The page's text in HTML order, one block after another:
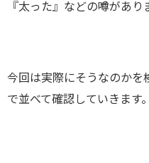
『太った』などの噂があり
今回は実際にそうなのかを
で並べて確認していきます。